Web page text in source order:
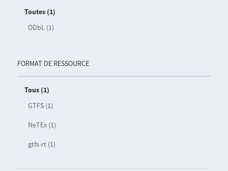
Toutes (1)
ODbL (1)
FORMAT DE RESSOURCE
Tous (1)
GTFS (1)
NeTEx (1)
gtfs-rt (1)